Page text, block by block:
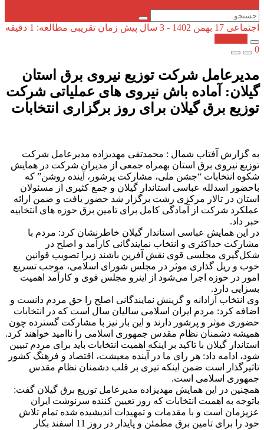
اجتماعی 17 بهمن 1402 - 3 سال پیش
زمان تقریبی مطالعه: 1 دقیقه
0
مدیرعامل شرکت توزیع نیروی برق استان
گیلان: آماده باش نیروی های عملیاتی شركت
توزیع برق گیلان برای روز برگزاری انتخابات
به گزارش آفتاب شمال : محمدتقی مهدیزاده مدیرعامل شرکت
توزیع نیروی برق استان بهمراه جمعی از مدیران شرکت در همایش
شکوه انتخابات “جشن ملی، مشارکت پرشور، آینده روشن” که
باحضور اسدلله عباسی استاندار گیلان و جمع کثیری از مسئولان
استان در تالار مرکزی رشت برگزار شد حضور یافت و ضمن ارائه
عملکرد شرکت از آمادگی کامل برای تامین برق حوزه های انتخابیه
خبر داد.
در این همایش عباسی استاندار گیلان خاطرنشان کرد: مردم با
مشارکت حداکثری و انتخاب نمایندگانی کارآمد و اصلح در
شکل‌گیری مجلسی قوی نقش آفرین باشند زیرا تصویب قوانین
خوب و ریل گذاری موثر در مجلس شورای اسلامی، موجب تسریع
امور در حوزه اجرا می‌شود از اینرو مجلس قوی و کارآمد اهمیت
بسزایی دارد.
وی انتخاب آزادانه و گزینش نمایندگانی اصلح را حق مردم دانست و
اضافه کرد: مردم ایران اسلامی سالیان سال است که در انتخابات
حضوری موثر و پرشور دارند و این بار نیز با مشارکت گسترده چون
همیشه دشمنان نظام مقدس جمهوری اسلامی را ناامید خواهند کرد.
استاندار گیلان با تاکید بر اینکه اهمیت انتخابات باید برای مردم تبیین
شود، ادامه داد: هر رای ما در آینده معیشت، اقتصاد و فرهنگ کشور
تاثیرگذار است ضمن اینکه تیری بر قلب دشمنان نظام مقدس
جمهوری اسلامی است.
همچنین در این همایش مهدیزاده مدیرعامل توزیع برق گیلان گفت:
باتوجه به اهمیت انتخابات که روز تعیین کننده سرنوشت ایران
عزیزمان است و با مقدمات و تمهیدات اندیشیده شده تمام تلاش
خود را برای تامین برق مطمئن و پایدار در روز 11 اسفند بکار